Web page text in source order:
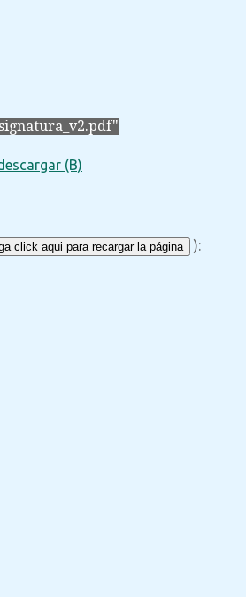
(B)
click aqui para recargar la página ):